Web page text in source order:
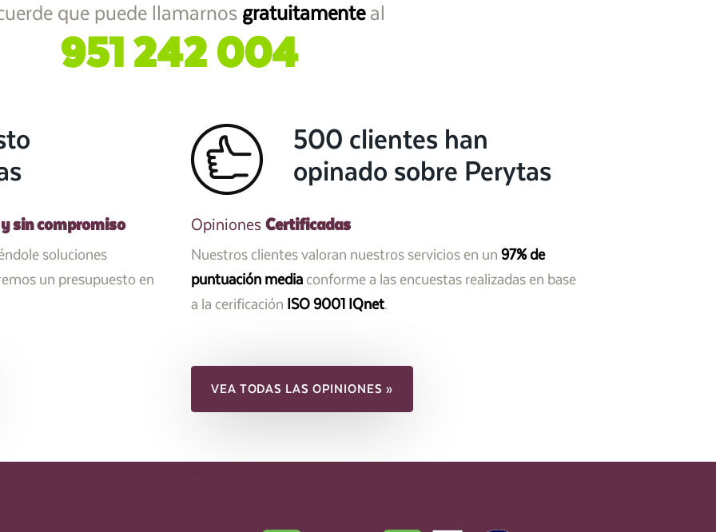
que puede llamarnos gratuitamenteal
951 242 004
sin compromiso
soluciones
un presupuesto en
500 clientes han
opinado sobre Perytas
Opiniones Certificadas
Nuestros clientes valoran nuestros servicios en un 97% de
puntuación mediaconforme a las encuestas realizadas en base
a la cerificación ISO 9001 IQnet.
VEA TODAS LAS OPINIONES »